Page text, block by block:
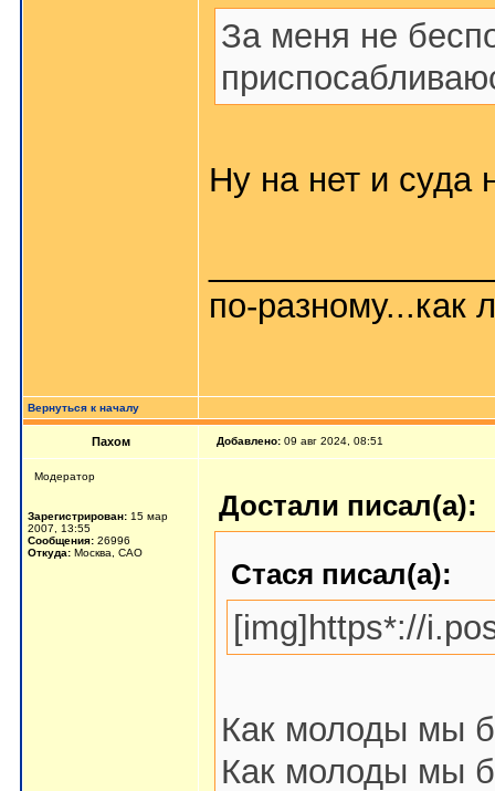
За меня не
Ну на нет и суда
по-разному...как
Вернуться к началу
Пахом Добавлено: 09 авг 2024, 08:51
Мoдератор
Зарегистрирован: 15 мар
2007, 13:55
Сообщения: 26996
Откуда: Москва, САО
Достали писал(а):
Стася писал(а):
[img]https*://
Как молоды мы
Как молоды мы